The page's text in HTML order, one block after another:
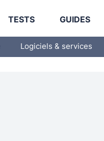
TESTS GUIDES
Logiciels & services